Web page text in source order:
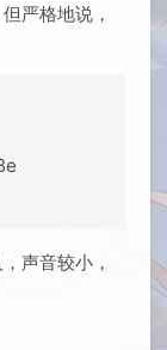
严格地说，
声音较小，